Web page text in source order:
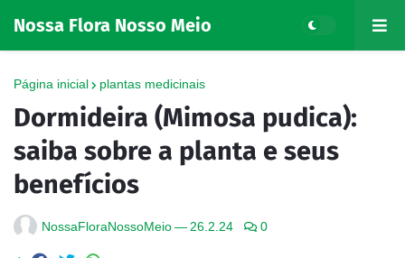
Nossa Flora Nosso Meio
Página inicial plantas medicinais
Dormideira (Mimosa pudica):
saiba sobre a planta e seus
benefícios
NossaFloraNossoMeio— 26.2.24 0